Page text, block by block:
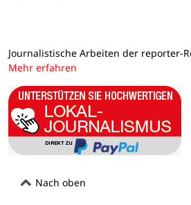
Journalistische Arbeiten der reporter-
Mehr erfahren
Nach oben